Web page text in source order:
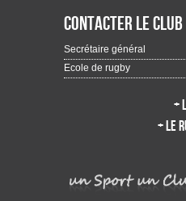
Contacter le club
Secrétaire général
Ecole de rugby
+
+ Le